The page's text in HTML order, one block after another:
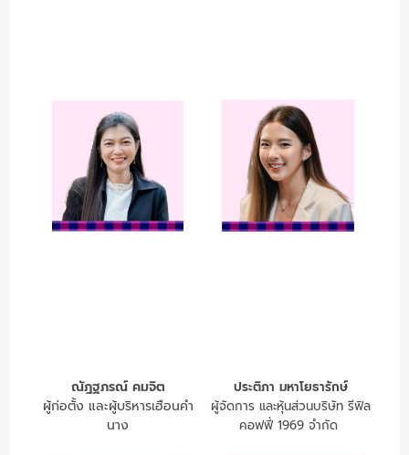
ณัฎฐภรณ์ คมจิต
ผู้ก่อตั้ง และผู้บริหารเฮือนคำ
นาง
ประติภา มหาโยธารักษ์
ผู้จัดการ และหุ้นส่วนบริษัท รีฟิล
คอฟฟี่ 1969 จำกัด